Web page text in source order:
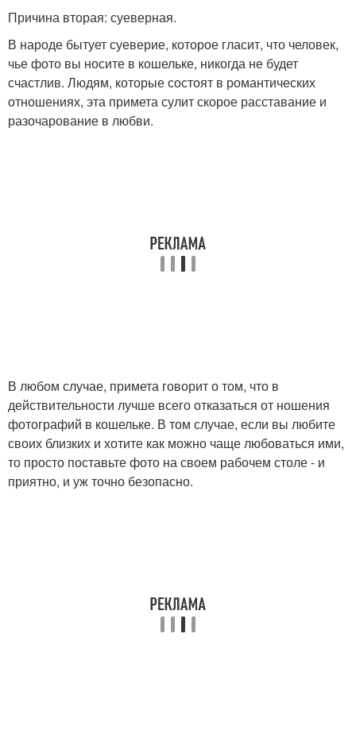
Причина вторая: суеверная.
В народе бытует суеверие, которое гласит, что человек,
чье фото вы носите в кошельке, никогда не будет
счастлив. Людям, которые состоят в романтических
отношениях, эта примета сулит скорое расставание и
разочарование в любви.
В любом случае, примета говорит о том, что в
действительности лучше всего отказаться от ношения
фотографий в кошельке. В том случае, если вы любите
своих близких и хотите как можно чаще любоваться ими,
то просто поставьте фото на своем рабочем столе - и
приятно, и уж точно безопасно.